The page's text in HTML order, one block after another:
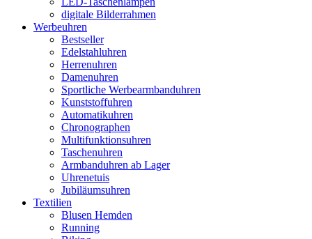
digitale Bilderrahmen
Werbeuhren
Bestseller
Edelstahluhren
Herrenuhren
Damenuhren
Sportliche Werbearmbanduhren
Kunststoffuhren
Automatikuhren
Chronographen
Multifunktionsuhren
Taschenuhren
Armbanduhren ab Lager
Uhrenetuis
Jubiläumsuhren
Textilien
Blusen Hemden
Running